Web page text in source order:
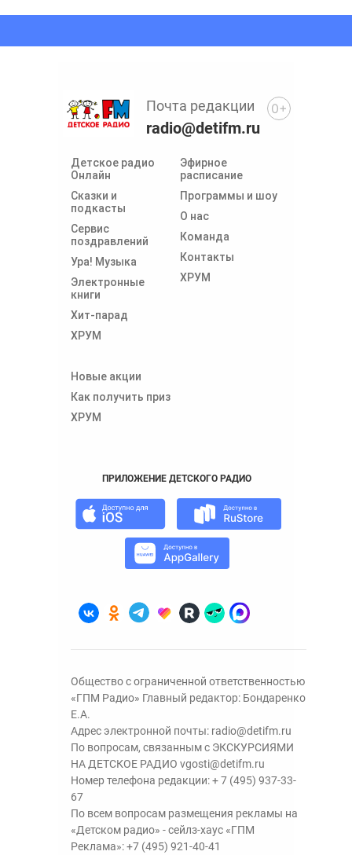
Детское радио
Онлайн
Сказки и
подкасты
Сервис
поздравлений
Ура! Музыка
Электронные
книги
Хит-парад
ХРУМ
Эфирное
расписание
Программы и шоу
О нас
Команда
Контакты
ХРУМ
Новые акции
Как получить приз
ХРУМ
Почта редакции
radio@detifm.ru
ПРИЛОЖЕНИЕ ДЕТСКОГО РАДИО
0+
Общество с ограниченной ответственностью
«ГПМ Радио» Главный редактор: Бондаренко
Е.А.
Адрес электронной почты: radio@detifm.ru
По вопросам, связанным с ЭКСКУРСИЯМИ
НА ДЕТСКОЕ РАДИО vgosti@detifm.ru
Номер телефона редакции:+ 7 (495) 937-33-
67
По всем вопросам размещения рекламы на
«Детском радио» - сейлз-хаус «ГПМ
Реклама»:+7 (495) 921-40-41